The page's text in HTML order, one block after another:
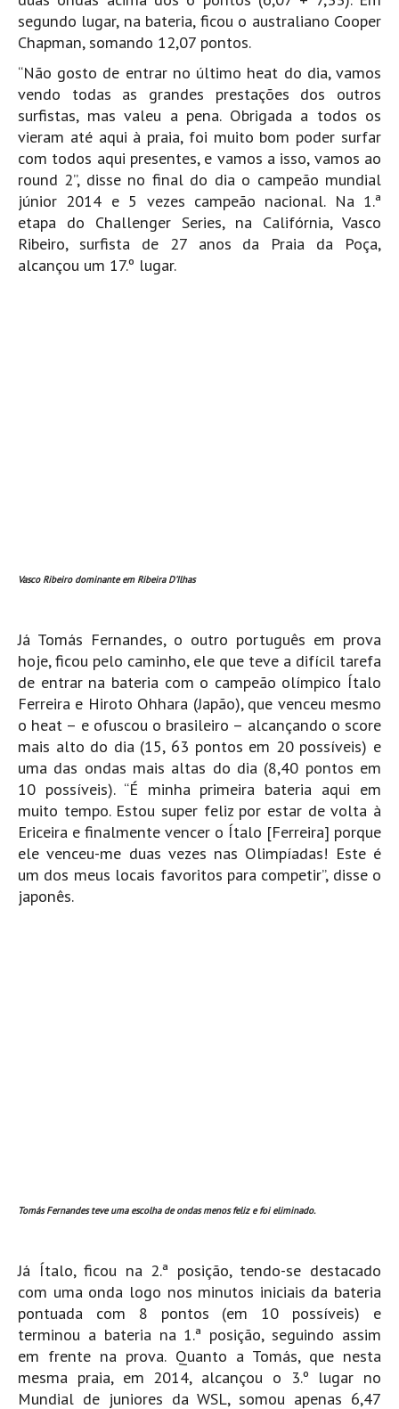
Cabedelo do Porto
Espinho HD
Espinho vista aérea HD
Espinho - Silvalde HD
AVEIRO
Cortegaça (Vila do Surf) HD
Cortegaça Onda Pontão HD
Praia da Barra Norte HD
Mira
FIGUEIRA DA FOZ
Ericeira HD
Boardriders Ericeira HD
Ericeira Praias Sul HD
Foz do Lizandro
Praia Grande HD
Praia Grande Panorâmica HD
LINHA DE CASCAIS/ESTORIL
São Pedro do estoril
Parede
Carcavelos HD
Quarteira
Faro Surf Spot HD
Fuzeta
Fuzeta Vista Mar HD
MADEIRA
Machico HD
Laje, Contreiras e Ribeira da Janela HD
segundo lugar, na bateria, ficou o australiano Cooper
Chapman, somando 12,07 pontos.
“Não gosto de entrar no último heat do dia, vamos
vendo todas as grandes prestações dos outros
surfistas, mas valeu a pena. Obrigada a todos os
vieram até aqui à praia, foi muito bom poder surfar
com todos aqui presentes, e vamos a isso, vamos ao
round 2”, disse no final do dia o campeão mundial
júnior 2014 e 5 vezes campeão nacional. Na 1.ª
etapa do Challenger Series, na Califórnia, Vasco
Ribeiro, surfista de 27 anos da Praia da Poça,
alcançou um 17.º lugar.
Vasco Ribeiro dominante em Ribeira D'Ilhas
Já Tomás Fernandes, o outro português em prova
hoje, ficou pelo caminho, ele que teve a difícil tarefa
de entrar na bateria com o campeão olímpico Ítalo
Ferreira e Hiroto Ohhara (Japão), que venceu mesmo
o heat – e ofuscou o brasileiro – alcançando o score
mais alto do dia (15, 63 pontos em 20 possíveis) e
uma das ondas mais altas do dia (8,40 pontos em
10 possíveis). “É minha primeira bateria aqui em
muito tempo. Estou super feliz por estar de volta à
Ericeira e finalmente vencer o Ítalo [Ferreira] porque
ele venceu-me duas vezes nas Olimpíadas! Este é
um dos meus locais favoritos para competir”, disse o
japonês.
Tomás Fernandes teve uma escolha de ondas menos feliz e foi eliminado.
Já Ítalo, ficou na 2.ª posição, tendo-se destacado
com uma onda logo nos minutos iniciais da bateria
pontuada com 8 pontos (em 10 possíveis) e
terminou a bateria na 1.ª posição, seguindo assim
em frente na prova. Quanto a Tomás, que nesta
mesma praia, em 2014, alcançou o 3.º lugar no
Mundial de juniores da WSL, somou apenas 6,47